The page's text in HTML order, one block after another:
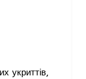
укриттів,